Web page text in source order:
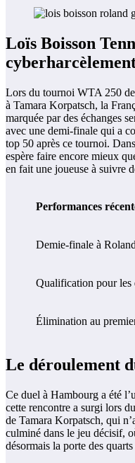
Loïs Boisson
Lors du tournoi WTA 250
à Tamara Korpatsch, la
marquée par des échanges
avec une demi-finale qui a
top 50 après ce tournoi.
espère faire encore mieux
en fait une joueuse à suivre
Performances
Demie-finale à
Qualification pour les
Élimination au
Le déroulement
Ce duel à Hambourg a été
cette rencontre a surgi lors
de Tamara Korpatsch, qui
culminé dans le jeu décisif,
désormais la porte des